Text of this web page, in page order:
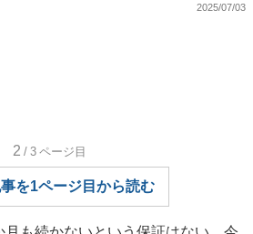
2025/07/03
2 /3 ページ目
を1ページ目から読む